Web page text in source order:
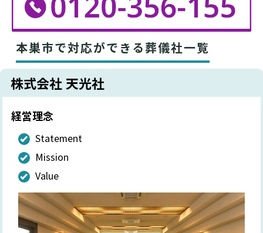
本巣市で対応ができる葬儀社一覧
株式会社 天光社
経営理念
Statement
Mission
Value